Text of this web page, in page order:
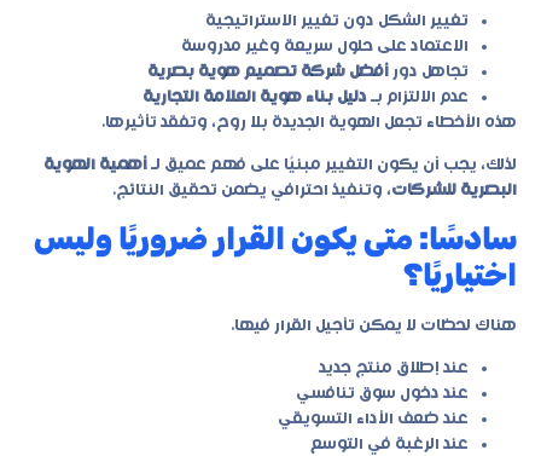
تغيير الشكل دون تغيير الاستراتيجية
الاعتماد على حلول سريعة وغير مدروسة
تجاهل دور أفضل شركة تصميم هوية بصرية
عدم الالتزام بـ دليل بناء هوية العلامة التجارية
هذه الأخطاء تجعل الهوية الجديدة بلا روح، وتفقد تأثيرها.
لذلك، يجب أن يكون التغيير مبنيًا على فهم عميق لـ أهمية الهوية
البصرية للشركات، وتنفيذ احترافي يضمن تحقيق النتائج.
سادسًا: متى يكون القرار ضروريًا وليس
اختياريًا؟
هناك لحظات لا يمكن تأجيل القرار فيها.
عند إطلاق منتج جديد
عند دخول سوق تنافسي
عند ضعف الأداء التسويقي
عند الرغبة في التوسع